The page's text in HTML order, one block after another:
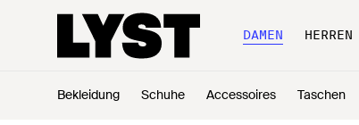
DAMEN HERREN
Bekleidung Schuhe Accessoires Taschen